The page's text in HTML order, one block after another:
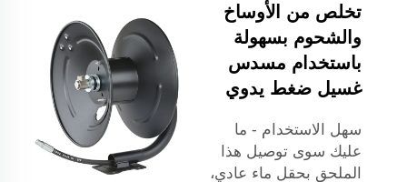
تخلص من الأوساخ
والشحوم بسهولة
باستخدام مسدس
غسيل ضغط يدوي
سهل الاستخدام - ما
عليك سوى توصيل هذا
الملحق بحقل ماء عادي،